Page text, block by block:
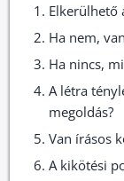
Elkerülhető
Ha nem,
Ha nincs,
A létra
megoldás?
Van írásos
A kikötési